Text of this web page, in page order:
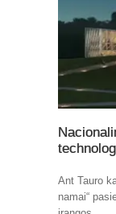
Ant Tauro
namai“